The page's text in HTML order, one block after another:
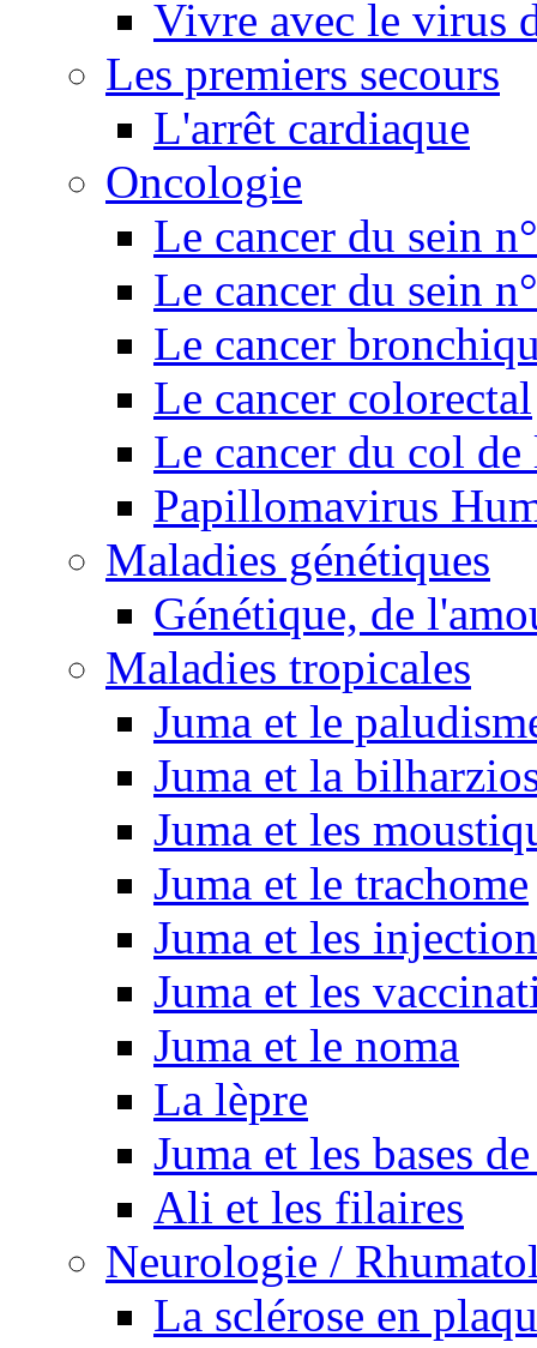
Vivre avec le virus
Les premiers secours
L'arrêt cardiaque
Oncologie
Le cancer du sein
Le cancer du sein
Le cancer
Le cancer colorectal
Le cancer du col de
Papillomavirus
Maladies génétiques
Génétique, de
Maladies tropicales
Juma et le
Juma et la
Juma et les
Juma et le trachome
Juma et les
Juma et les
Juma et le noma
La lèpre
Juma et les bases
Ali et les filaires
Neurologie /
La sclérose en